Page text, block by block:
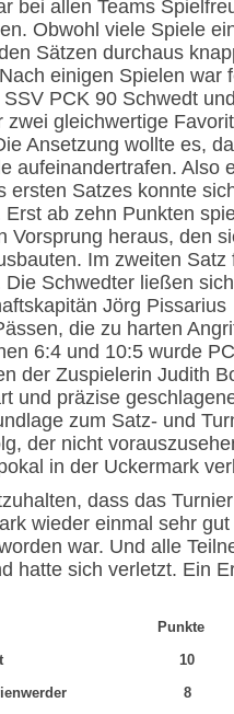
bei allen Teams
Obwohl viele Spiele
Sätzen durchaus
einigen Spielen war
PCK 90 Schwedt
zwei gleichwertige
Ansetzung wollte es,
aufeinandertrafen. Also
ersten Satzes konnte
ab zehn Punkten
Vorsprung heraus, den
Im zweiten Satz
Schwedter ließen
Jörg
die zu harten
6:4 und 10:5 wurde
der Zuspielerin Judith
und präzise
zum Satz- und
der nicht
in der Uckermark
dass das
wieder einmal sehr
war. Und alle
hatte sich verletzt. Ein
Punkte
10
8